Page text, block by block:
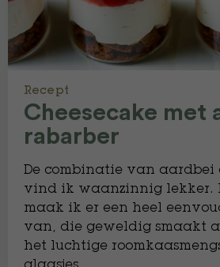
Recept
Cheesecake met
rabarber
De combinatie van aardbei
vind ik waanzinnig lekker.
maak ik er een heel
van, die geweldig smaakt
het luchtige